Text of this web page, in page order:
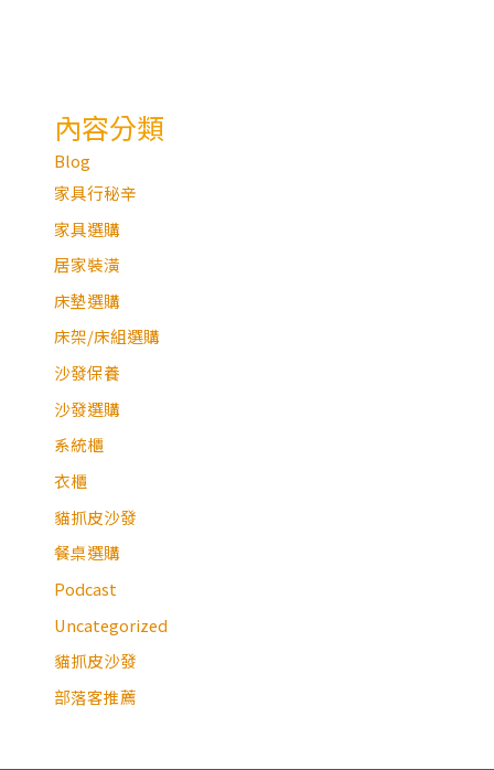
內容分類
Blog
家具行秘辛
家具選購
居家裝潢
床墊選購
床架/床組選購
沙發保養
沙發選購
系統櫃
衣櫃
貓抓皮沙發
餐桌選購
Podcast
Uncategorized
貓抓皮沙發
部落客推薦